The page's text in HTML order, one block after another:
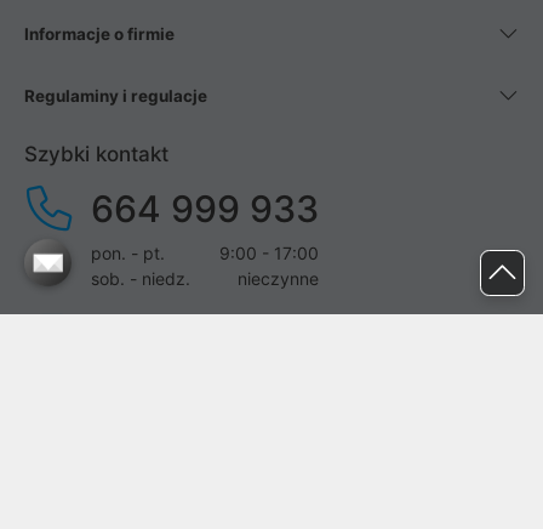
Informacje o firmie
Regulaminy i regulacje
Szybki kontakt
664 999 933
pon. - pt.
9:00 - 17:00
sob. - niedz.
nieczynne